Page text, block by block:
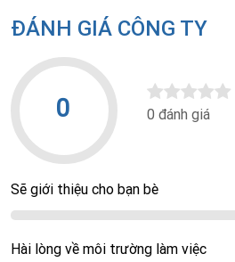
ĐÁNH GIÁ CÔNG TY
0 0 đánh giá
Sẽ giới thiệu cho bạn bè
Hài lòng về môi trường làm việc